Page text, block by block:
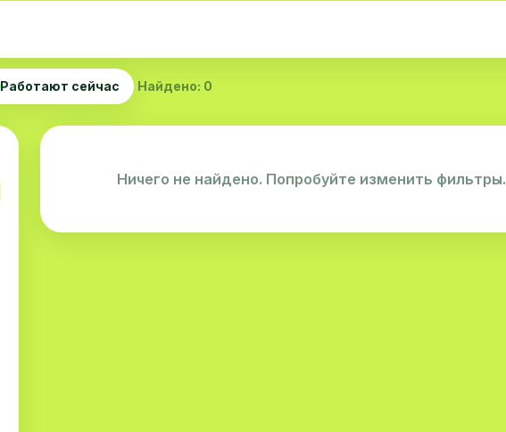
Работают сейчас Найдено: 0
Ничего не найдено. Попробуйте изменить фильтры.